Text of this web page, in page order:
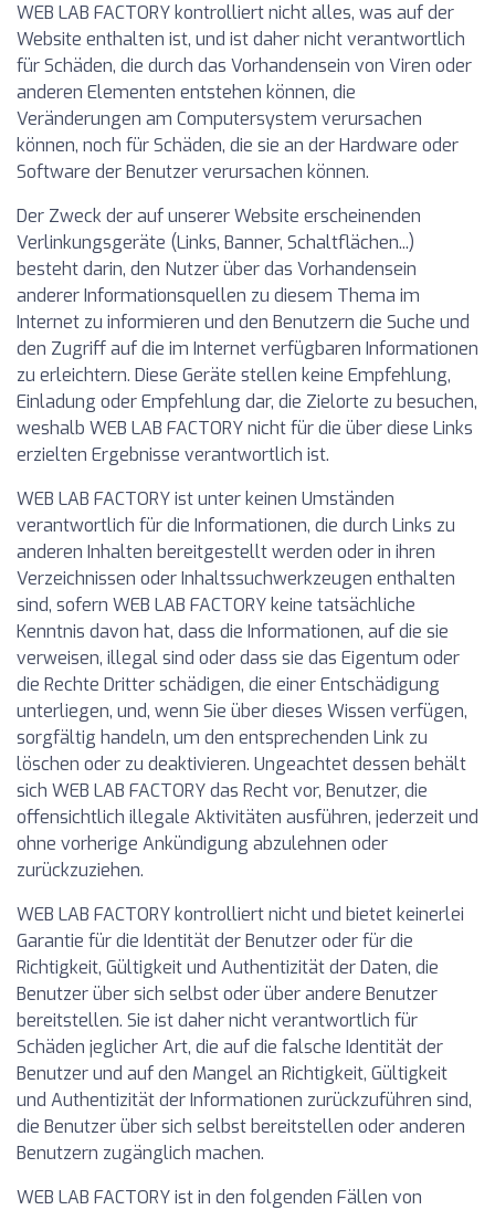
WEB LAB FACTORY kontrolliert nicht alles, was auf der
Website enthalten ist, und ist daher nicht verantwortlich
für Schäden, die durch das Vorhandensein von Viren oder
anderen Elementen entstehen können, die
Veränderungen am Computersystem verursachen
können, noch für Schäden, die sie an der Hardware oder
Software der Benutzer verursachen können.
Der Zweck der auf unserer Website erscheinenden
Verlinkungsgeräte (Links, Banner, Schaltflächen...)
besteht darin, den Nutzer über das Vorhandensein
anderer Informationsquellen zu diesem Thema im
Internet zu informieren und den Benutzern die Suche und
den Zugriff auf die im Internet verfügbaren Informationen
zu erleichtern. Diese Geräte stellen keine Empfehlung,
Einladung oder Empfehlung dar, die Zielorte zu besuchen,
weshalb WEB LAB FACTORY nicht für die über diese Links
erzielten Ergebnisse verantwortlich ist.
WEB LAB FACTORY ist unter keinen Umständen
verantwortlich für die Informationen, die durch Links zu
anderen Inhalten bereitgestellt werden oder in ihren
Verzeichnissen oder Inhaltssuchwerkzeugen enthalten
sind, sofern WEB LAB FACTORY keine tatsächliche
Kenntnis davon hat, dass die Informationen, auf die sie
verweisen, illegal sind oder dass sie das Eigentum oder
die Rechte Dritter schädigen, die einer Entschädigung
unterliegen, und, wenn Sie über dieses Wissen verfügen,
sorgfältig handeln, um den entsprechenden Link zu
löschen oder zu deaktivieren. Ungeachtet dessen behält
sich WEB LAB FACTORY das Recht vor, Benutzer, die
offensichtlich illegale Aktivitäten ausführen, jederzeit und
ohne vorherige Ankündigung abzulehnen oder
zurückzuziehen.
WEB LAB FACTORY kontrolliert nicht und bietet keinerlei
Garantie für die Identität der Benutzer oder für die
Richtigkeit, Gültigkeit und Authentizität der Daten, die
Benutzer über sich selbst oder über andere Benutzer
bereitstellen. Sie ist daher nicht verantwortlich für
Schäden jeglicher Art, die auf die falsche Identität der
Benutzer und auf den Mangel an Richtigkeit, Gültigkeit
und Authentizität der Informationen zurückzuführen sind,
die Benutzer über sich selbst bereitstellen oder anderen
Benutzern zugänglich machen.
WEB LAB FACTORY ist in den folgenden Fällen von